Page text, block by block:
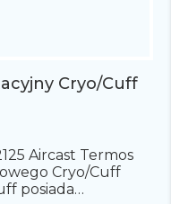
Cryo/Cuff
Aircast Termos
Cryo/Cuff
posiada